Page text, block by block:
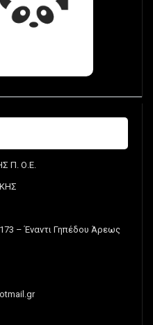
Π. Ο.Ε.
– Έναντι Γηπέδου Άρεως